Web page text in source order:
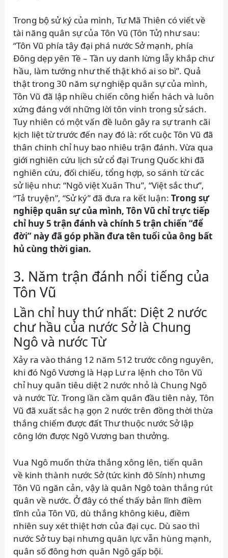
Trong bộ sử ký của mình, Tư Mã Thiên có viết về
tài năng quân sự của Tôn Vũ (Tôn Tử) như sau:
“Tôn Vũ phía tây đại phá nước Sở mạnh, phía
Đông dẹp yên Tề – Tần uy danh lừng lẫy khắp chư
hầu, làm tướng như thế thật khó ai so bì”. Quả
thật trong 30 năm sự nghiệp quân sự của mình,
Tôn Vũ đã lập nhiều chiến công hiển hách và luôn
xứng đáng với những lời tôn vinh trong sử sách.
Tuy nhiên có một vấn đề luôn gây ra sự tranh cãi
kịch liệt từ trước đến nay đó là: rốt cuộc Tôn Vũ đã
thân chinh chỉ huy bao nhiêu trận đánh. Vừa qua
giới nghiên cứu lịch sử cổ đại Trung Quốc khi đã
nghiên cứu, đối chiếu, tổng hợp, so sánh từ các
sử liệu như: “Ngô việt Xuân Thu”, “Việt sắc thư”,
“Tả truyện”, “Sử ký” đã đưa ra kết luận:Trong sự
nghiệp quân sự của mình, Tôn Vũ chỉ trực tiếp
chỉ huy 5 trận đánh và chính 5 trận chiến “để
đời” này đã góp phần đưa tên tuổi của ông bất
hủ cùng thời gian.
3. Năm trận đánh nổi tiếng của
Tôn Vũ
Lần chỉ huy thứ nhất: Diệt 2 nước
chư hầu của nước Sở là Chung
Ngô và nước Từ
Xảy ra vào tháng 12 năm 512 trước công nguyên,
khi đó Ngô Vương là Hạp Lư ra lệnh cho Tôn Vũ
chỉ huy quân tiêu diệt 2 nước nhỏ là Chung Ngô
và nước Từ. Trong lần cầm quân đầu tiên này, Tôn
Vũ đã xuất sắc hạ gọn 2 nước trên đồng thời thừa
thắng chiếm được đất Thư thuộc nước Sở lập
công lớn được Ngô Vương ban thưởng.
Vua Ngô muốn thừa thắng xông lên, tiến quân
về kinh thành nước Sở (tức kinh đô Sính) nhưng
Tôn Vũ ngăn cản, vậy là quân Ngô toàn thắng rút
quân về nước. Ở đây có thể thấy bản lĩnh điềm
tĩnh của Tôn Vũ, dù thắng không kiêu, điềm
nhiên suy xét thiệt hơn của đại cục. Dù sao thì
nước Sở tuy bại nhưng quân lực vẫn hùng mạnh,
quân số đông hơn quân Ngô gấp bội.